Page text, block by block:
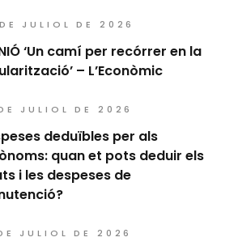
JULIOL DE 2026
‘Un camí per recórrer en la
– L’Econòmic
JULIOL DE 2026
deduïbles per als
quan et pots deduir els
i les despeses de
JULIOL DE 2026